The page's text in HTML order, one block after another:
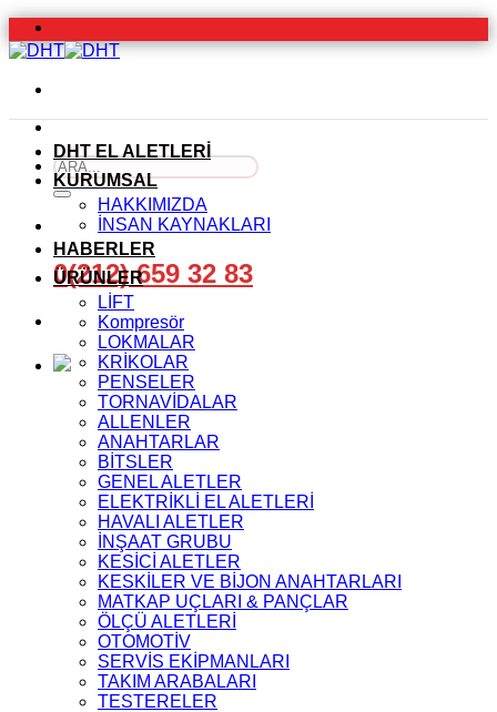
İçeriğe
atla
Ara:
0(212) 659 32 83
DHT EL ALETLERİ
KURUMSAL
HAKKIMIZDA
İNSAN KAYNAKLARI
HABERLER
ÜRÜNLER
LİFT
Kompresör
LOKMALAR
KRİKOLAR
PENSELER
TORNAVİDALAR
ALLENLER
ANAHTARLAR
BİTSLER
GENEL ALETLER
ELEKTRİKLİ EL ALETLERİ
HAVALI ALETLER
İNŞAAT GRUBU
KESİCİ ALETLER
KESKİLER VE BİJON ANAHTARLARI
MATKAP UÇLARI & PANÇLAR
ÖLÇÜ ALETLERİ
OTOMOTİV
SERVİS EKİPMANLARI
TAKIM ARABALARI
TESTERELER